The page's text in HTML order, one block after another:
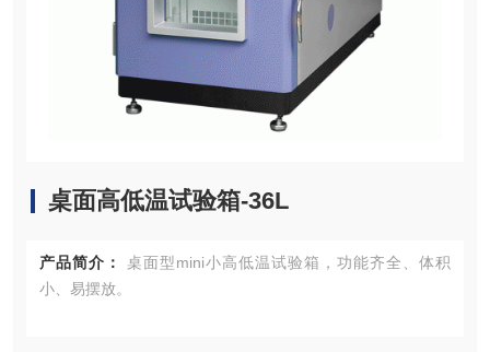
桌面高低温试验箱-36L
产品简介：
桌面型mini小高低温试验箱，功能齐全、体积
小、易摆放。